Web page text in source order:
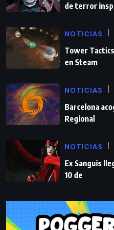
de terror
NOTICIAS
Tower
en Steam
NOTICIAS
Barcelona
Regional
NOTICIAS
Ex Sanguis
10 de